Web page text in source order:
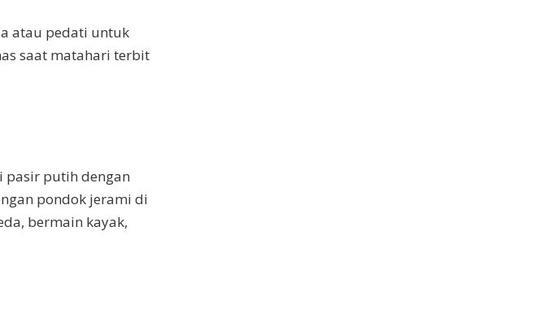
atau pedati untuk
saat matahari terbit
pasir putih dengan
pondok jerami di
bermain kayak,